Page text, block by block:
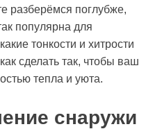
разберёмся поглубже,
популярна для
тонкости и хитрости
сделать так, чтобы ваш
тепла и уюта.
снаружи